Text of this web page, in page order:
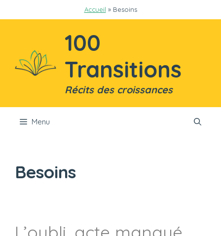
au
Accueil » Besoins
100
Transitions
Récits des croissances
Menu
Besoins